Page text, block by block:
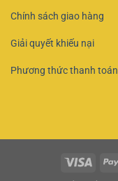
Chính sách giao hàng
Giải quyết khiếu nại
Phương thức thanh toán